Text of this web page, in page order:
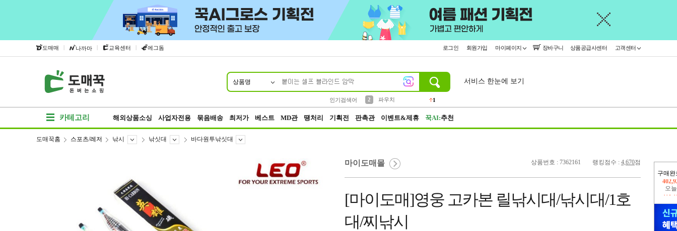
도매매 | 나까마 | 교육센터 | 에그돔 로그인 회원가입 마이페이지 장바구니 상품공급사센터 고객센터
상품명
인기검색어
2
파우치
1
서비스 한눈에 보기
카테고리 해외상품소싱 사업자전용 묶음배송 최저가 베스트 MD관 땡처리 기획전 판촉관 이벤트&제휴 꾹AI:추천
구매완
오
도매꾹홈 스포츠/레저 낚시 낚싯대 바다원투낚싯대
상품번호 : 7362161 랭킹점수 : 4,670점
마이도매몰
[마이도매]영웅 고카본 릴낚시대/낚시대/1호
대/찌낚시